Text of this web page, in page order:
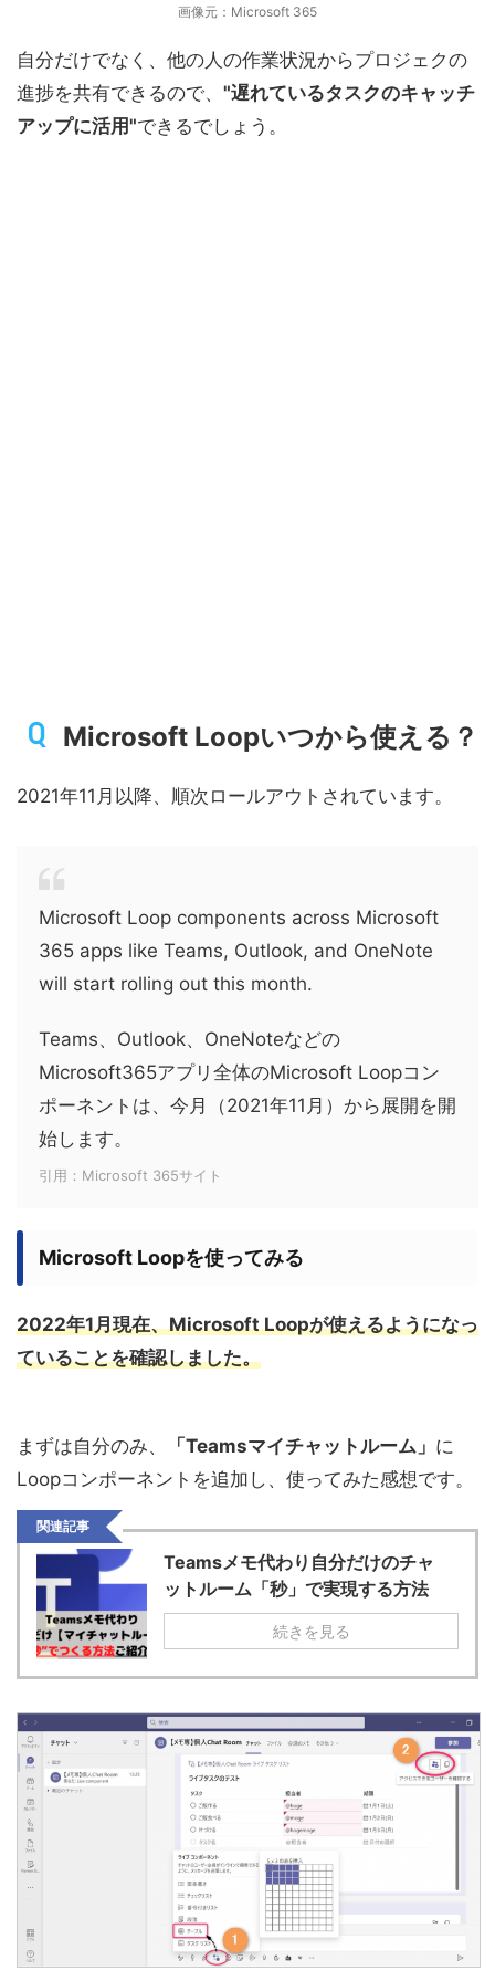
画像元：Microsoft 365
自分だけでなく、他の人の作業状況からプロジェクの
進捗を共有できるので、 "遅れているタスクのキャッチ
アップに活用"できるでしょう。
Microsoft Loopいつから使える？
2021年11月以降、順次ロールアウトされています。
Microsoft Loop components across Microsoft
365 apps like Teams, Outlook, and OneNote
will start rolling out this month.
Teams、Outlook、OneNoteなどの
Microsoft365アプリ全体のMicrosoft Loopコン
ポーネントは、今月（2021年11月）から展開を開
始します。
引用：Microsoft 365サイト
Microsoft Loopを使ってみる
2022年1月現在、Microsoft Loopが使えるようになっ
ていることを確認しました。
まずは自分のみ、 「Teamsマイチャットルーム」 に
Loopコンポーネントを追加し、使ってみた感想です。
関連記事
Teamsメモ代わり自分だけのチャ
ットルーム「秒」で実現する方法
続きを見る